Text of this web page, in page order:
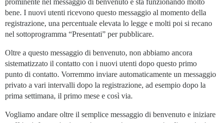
prominente nel messaggio di benvenuto e sta funzionando molto
bene. I nuovi utenti ricevono questo messaggio al momento della
registrazione, una percentuale elevata lo legge e molti poi si recano
nel sottoprogramma “Presentati” per pubblicare.
Oltre a questo messaggio di benvenuto, non abbiamo ancora
sistematizzato il contatto con i nuovi utenti dopo questo primo
punto di contatto. Vorremmo inviare automaticamente un messaggio
privato a vari intervalli dopo la registrazione, ad esempio dopo la
prima settimana, il primo mese e così via.
Vogliamo andare oltre il semplice messaggio di benvenuto e iniziare